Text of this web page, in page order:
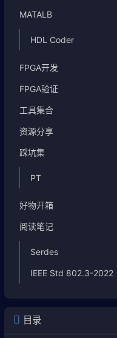
MATALB
HDL Coder
FPGA开发
FPGA验证
工具集合
资源分享
踩坑集
PT
好物开箱
阅读笔记
Serdes
IEEE Std 802.3-2022
目录